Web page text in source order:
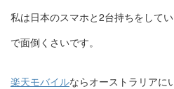
私は日本のスマホと2台持ちをして
で面倒くさいです。
楽天モバイルならオーストラリアに